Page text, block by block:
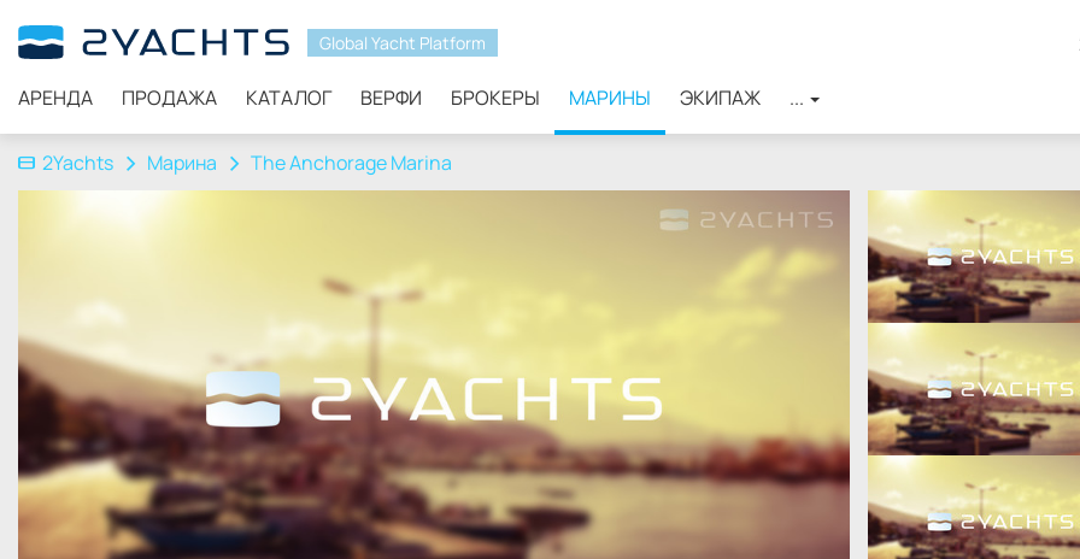
Global Yacht Platform
АРЕНДА ПРОДАЖА КАТАЛОГ ВЕРФИ БРОКЕРЫ МАРИНЫ ЭКИПАЖ ...
2Yachts Марина The Anchorage Marina